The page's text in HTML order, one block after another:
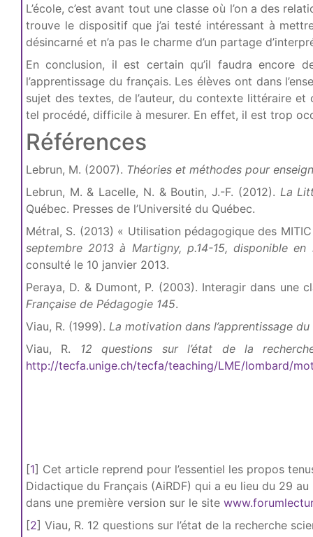
L’école, c’est avant tout une classe où l’on a des
trouve le dispositif que j’ai testé intéressant à
désincarné et n’a pas le charme d’un partage
En conclusion, il est certain qu’il faudra encore
l’apprentissage du français. Les élèves ont dans
sujet des textes, de l’auteur, du contexte littéraire
tel procédé, difficile à mesurer. En effet, il est trop
Références
Lebrun, M. (2007). Théories et méthodes pour
Lebrun, M. & Lacelle, N. & Boutin, J.-F. (2012). La
Québec. Presses de l’Université du Québec.
Métral, S. (2013) « Utilisation pédagogique des
septembre 2013 à Martigny, p.14-15, disponible
consulté le 10 janvier 2013.
Peraya, D. & Dumont, P. (2003). Interagir dans une
Française de Pédagogie 145.
Viau, R. (1999). La motivation dans l’apprentissage
Viau, R. 12 questions sur l’état de la
http://tecfa.unige.ch/tecfa/teaching/LME/lombard/
[1] Cet article reprend pour l’essentiel les propos
Didactique du Français (AiRDF) qui a eu lieu du 29
dans une première version sur le site
[2] Viau, R. 12 questions sur l’état de la recherche